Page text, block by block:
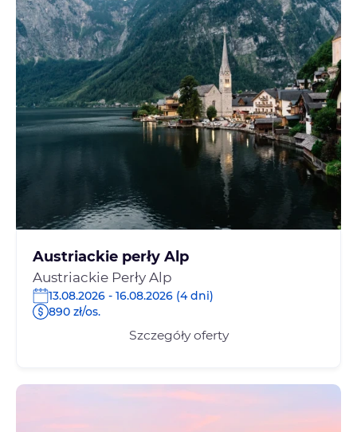
Austriackie perły Alp
Austriackie Perły Alp
13.08.2026 - 16.08.2026 (4 dni)
890 zł/os.
Szczegóły oferty